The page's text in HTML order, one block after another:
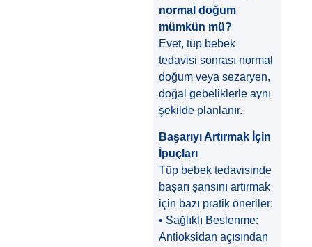
normal doğum
mümkün mü?
Evet, tüp bebek
tedavisi sonrası normal
doğum veya sezaryen,
doğal gebeliklerle aynı
şekilde planlanır.
Başarıyı Artırmak İçin
İpuçları
Tüp bebek tedavisinde
başarı şansını artırmak
için bazı pratik öneriler:
• Sağlıklı Beslenme:
Antioksidan açısından